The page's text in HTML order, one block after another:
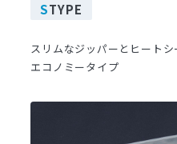
STYPE
スリムなジッパーとヒート
エコノミータイプ